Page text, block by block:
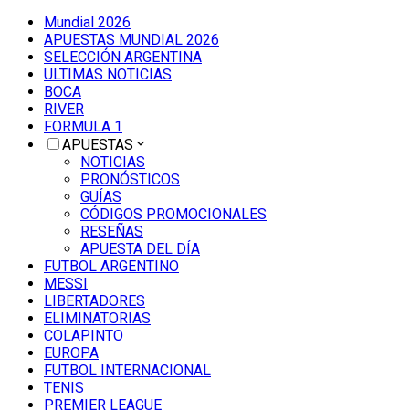
Mundial 2026
APUESTAS MUNDIAL 2026
SELECCIÓN ARGENTINA
ULTIMAS NOTICIAS
BOCA
RIVER
FORMULA 1
APUESTAS
NOTICIAS
PRONÓSTICOS
GUÍAS
CÓDIGOS PROMOCIONALES
RESEÑAS
APUESTA DEL DÍA
FUTBOL ARGENTINO
MESSI
LIBERTADORES
ELIMINATORIAS
COLAPINTO
EUROPA
FUTBOL INTERNACIONAL
TENIS
PREMIER LEAGUE